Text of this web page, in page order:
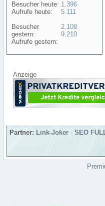
Besucher heute:
Aufrufe heute:
Besucher
gestern:
Aufrufe gestern:
1.396
5.111
2.108
9.210
Anzeige
Partner: Link-Joker - SEO